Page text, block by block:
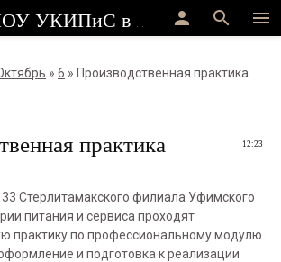
menu
search
person
» 6 » Производственная практика
12:23
практика
Стерлитамакского филиала Уфимского
питания и сервиса проходят
практику по профессиональному модулю
и подготовка к реализации